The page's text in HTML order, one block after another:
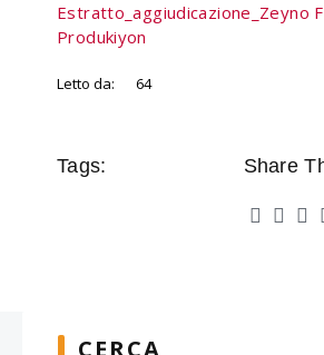
Estratto_aggiudicazione_Zeyno
Produkiyon
Letto da: 64
Tags: Share
CERCA